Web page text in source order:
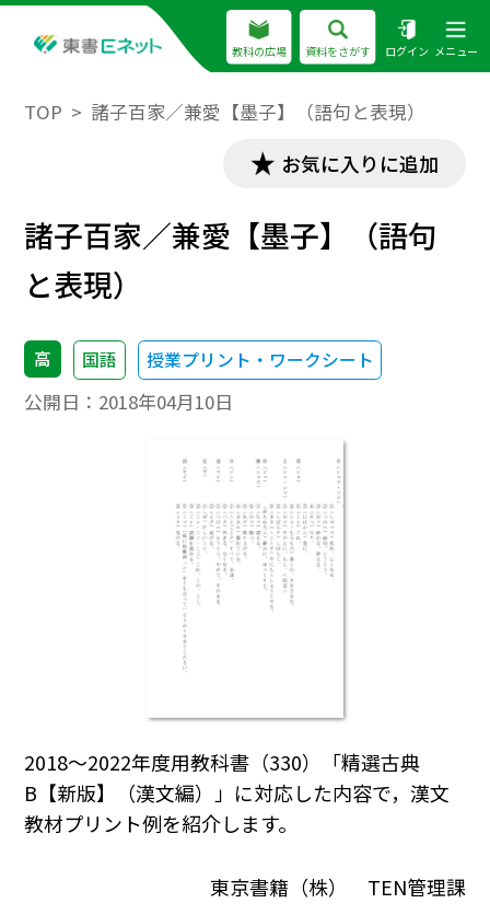
教科の広場 資料をさがす ログイン メニュー
TOP 諸子百家／兼愛【墨子】（語句と表現）
お気に入りに追加
諸子百家／兼愛【墨子】（語句
と表現）
高 国語 授業プリント・ワークシート
公開日： 2018年04月10日
2018～2022年度用教科書（330）「精選古典
B【新版】（漢文編）」に対応した内容で，漢文
教材プリント例を紹介します。
東京書籍（株） TEN管理課